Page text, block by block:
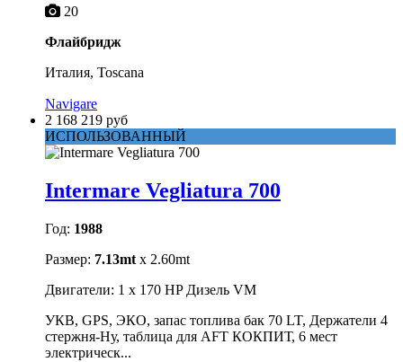
20
Флайбридж
Италия, Toscana
Navigare
2 168 219 руб
ИСПОЛЬЗОВАННЫЙ
Intermare Vegliatura 700
Год: 1988
Размер: 7.13mt x 2.60mt
Двигатели: 1 x 170 HP Дизель VM
УКВ, GPS, ЭКО, запас топлива бак 70 LT, Держатели 4
стержня-Ну, таблица для AFT КОКПИТ, 6 мест
электрическ...